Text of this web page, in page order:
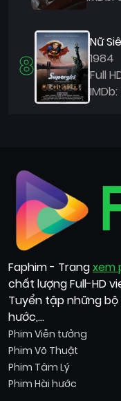
8
Nữ
1984
Full
Faphim - Trangxem
chất lượng Full-HD
Tuyển tập những
hước,...
Phim Viễn tưởng
Phim Võ Thuật
Phim Tâm Lý
Phim Hài hước